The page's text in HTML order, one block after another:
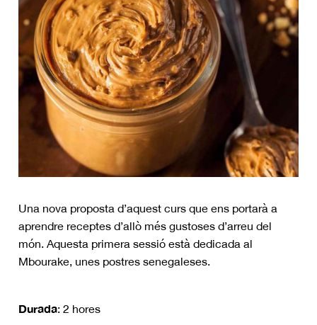
Una nova proposta d’aquest curs que ens portarà a
aprendre receptes d’allò més gustoses d’arreu del
món. Aquesta primera sessió està dedicada al
Mbourake, unes postres senegaleses.
Durada: 2 hores